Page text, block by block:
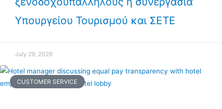
Υπουργείου Τουρισμού και ΣΕΤΕ
July 29, 2026
CUSTOMER SERVICE